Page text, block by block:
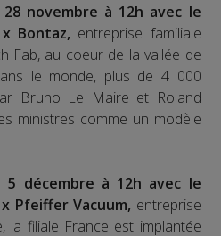
novembre à 12h avec le
Bontaz, entreprise familiale
Fab, au coeur de la vallée de
le monde, plus de 4 000
Bruno Le Maire et Roland
ministres comme un modèle
5 décembre à 12h avec le
Pfeiffer Vacuum, entreprise
la filiale France est implantée